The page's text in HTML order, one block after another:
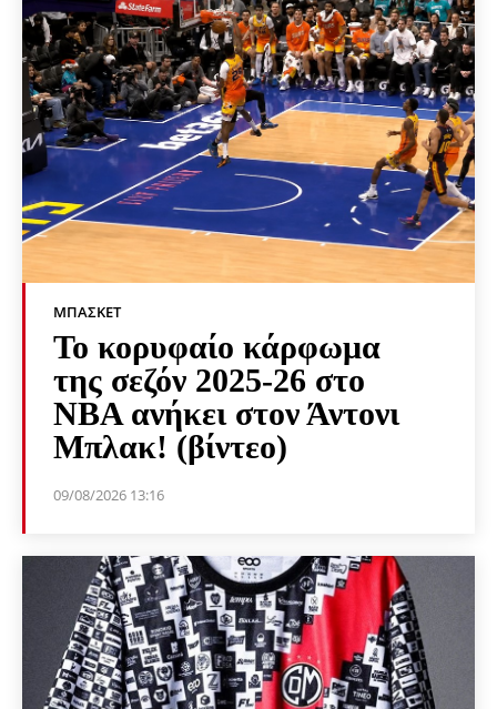
ΜΠΆΣΚΕΤ
Το κορυφαίο κάρφωμα
της σεζόν 2025-26 στο
NBA ανήκει στον Άντονι
Μπλακ! (βίντεο)
09/08/2026 13:16